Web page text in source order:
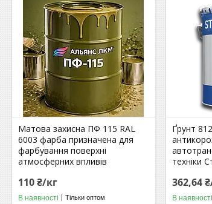
Матова захисна ПФ 115 RAL
6003 фарба призначена для
фарбування поверхні
атмосферних впливів
110 ₴/кг
В наявності Тільки оптом
Ґрунт
техніки
362,64
В наявності